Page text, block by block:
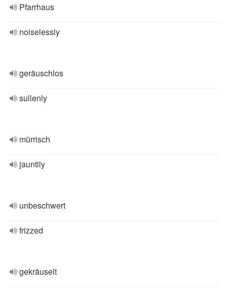
Pfarrhaus
noiselessly
geräuschlos
sullenly
mürrisch
jauntily
unbeschwert
frizzed
gekräuselt